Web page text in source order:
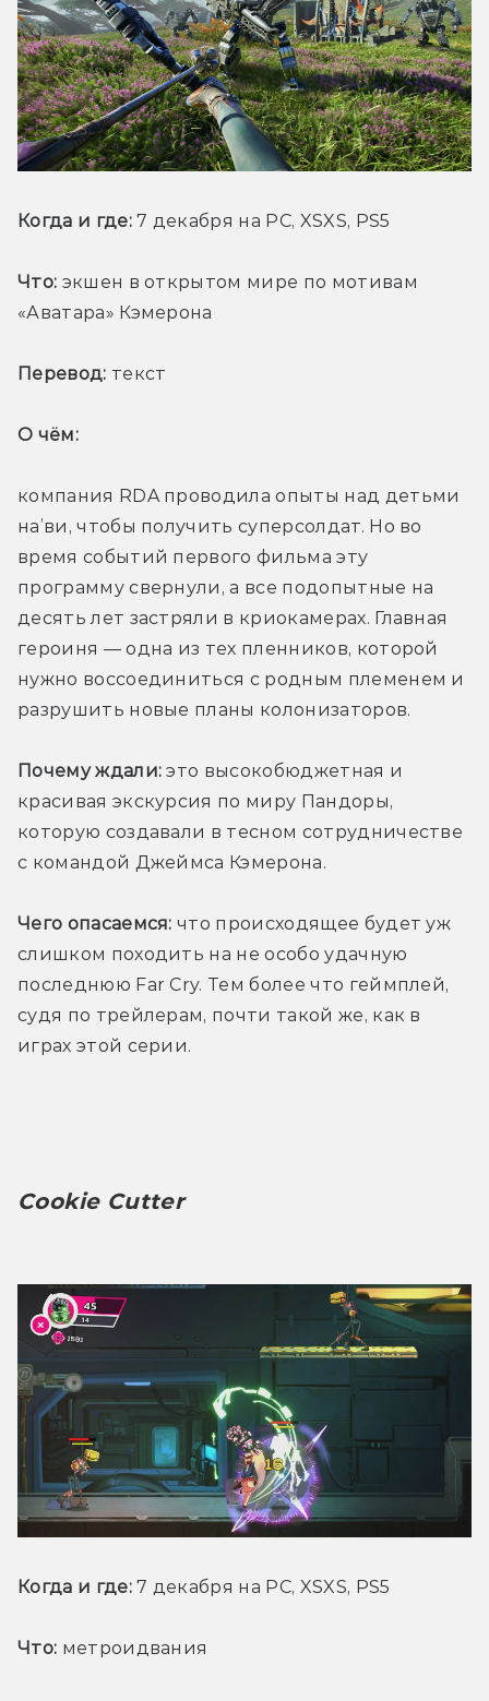
Когда и где: 7 декабря на PC, XSXS, PS5
Что: экшен в открытом мире по мотивам
«Аватара» Кэмерона
Перевод: текст
О чём:
компания RDA проводила опыты над детьми
на’ви, чтобы получить суперсолдат. Но во
время событий первого фильма эту
программу свернули, а все подопытные на
десять лет застряли в криокамерах. Главная
героиня — одна из тех пленников, которой
нужно воссоединиться с родным племенем и
разрушить новые планы колонизаторов.
Почему ждали: это высокобюджетная и
красивая экскурсия по миру Пандоры,
которую создавали в тесном сотрудничестве
с командой Джеймса Кэмерона.
Чего опасаемся: что происходящее будет уж
слишком походить на не особо удачную
последнюю Far Cry. Тем более что геймплей,
судя по трейлерам, почти такой же, как в
играх этой серии.
Cookie Cutter
Когда и где: 7 декабря на PC, XSXS, PS5
Что: метроидвания